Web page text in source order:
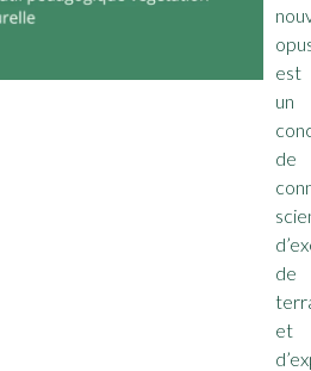
est
un
de
de
et